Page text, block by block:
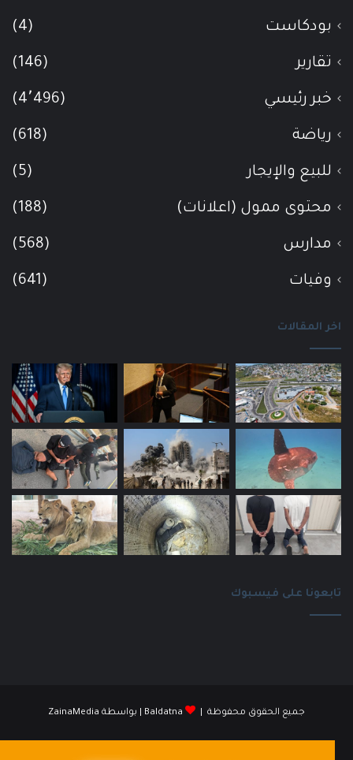
بودكاست (4)
تقارير (146)
خبر رئيسي (4٬496)
رياضة (618)
للبيع والإيجار (5)
محتوى ممول (اعلانات) (188)
مدارس (568)
وفيات (641)
اخر المقالات
تابعونا على فيسبوك
جميع الحقوق محفوظة | Baldatna | بواسطة ZainaMedia